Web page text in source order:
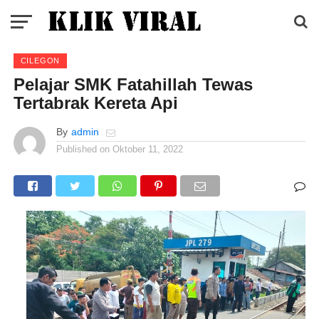
CILEGON
Pelajar SMK Fatahillah Tewas
Tertabrak Kereta Api
By admin
Published on Oktober 11, 2022